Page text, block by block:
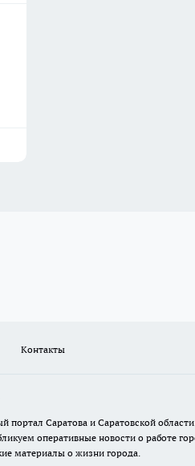
Контакты
Саратова и Саратовской
оперативные новости о работе
материалы о жизни города.